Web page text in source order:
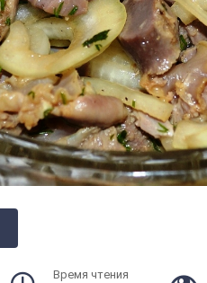
Время чтения